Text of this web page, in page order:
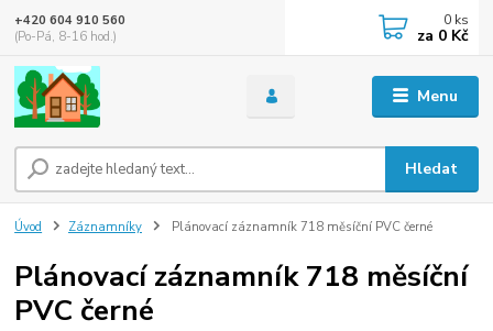
Menu
Hledat
+420 604 910 560
(Po-Pá, 8-16 hod.)
0 ks
za 0 Kč
Úvod Záznamníky Plánovací záznamník 718 měsíční PVC černé
Plánovací záznamník 718 měsíční
PVC černé